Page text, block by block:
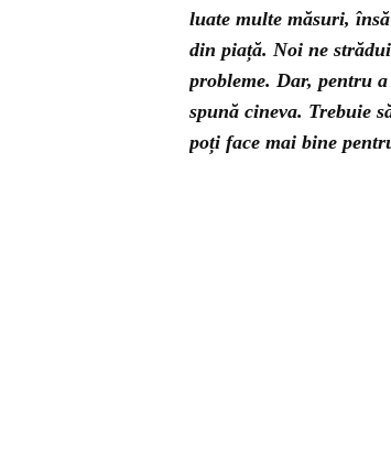
luate multe măsuri,
din piață. Noi ne
probleme. Dar, pentru
spună cineva. Trebuie
poți face mai bine